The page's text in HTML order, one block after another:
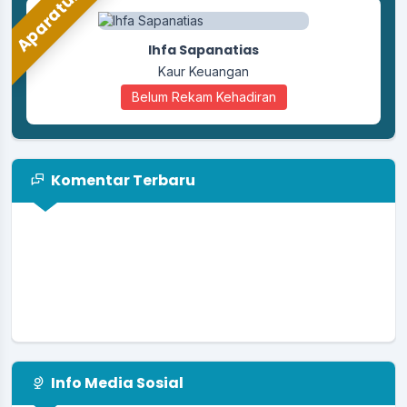
Pembahasan dan Penetapan Perubahan
APBDes Desa Karangpawitan Tahun
Anggaran 2025
13 Oktober 2025
Aparatur Ihfa Sapanatias
Kaur Keuangan
Belum Rekam Kehadiran
Komentar Terbaru
Info Media Sosial